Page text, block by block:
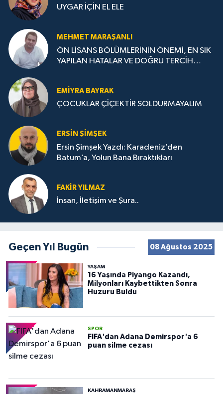
UYGAR İÇİN EL ELE
MEHMET MARAŞANLI
ÖN LİSANS BÖLÜMLERİNİN ÖNEMİ, EN SIK
YAPILAN HATALAR VE DOĞRU TERCİH
EMIYRA BAYRAK
ÇOCUKLAR ÇİÇEKTİR SOLDURMAYALIM
ERSIN ŞIMŞEK
Ersin Şimşek Yazdı: Karadeniz’den
Batum’a, Yolun Bana Bıraktıkları
FAKIR YILMAZ
İnsan, İletişim ve Şura..
Geçen Yıl Bugün 08 Ağustos 2025
YAŞAM
16 Yaşında Piyango Kazandı,
Milyonları Kaybettikten Sonra
Huzuru Buldu
SPOR
FIFA'dan Adana Demirspor'a 6
puan silme cezası
KAHRAMANMARAŞ